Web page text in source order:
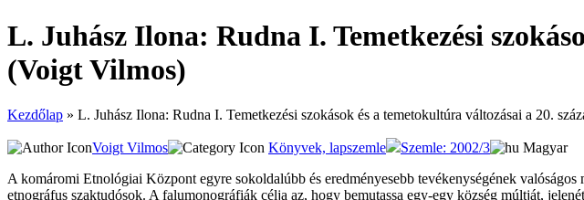
L. Juhász Ilona: Rudna I. Temetkezési
(Voigt Vilmos)
Kezdőlap » L. Juhász Ilona: Rudna I. Temetkezési szokások és a temetokultúra változásai a 20.
Voigt Vilmos Könyvek, lapszemle Szemle: 2002/3
Magyar
A komáromi Etnológiai Központ egyre sokoldalúbb és eredményesebb tevékenységének
etnográfus szaktudósok. A falumonográfiák célja az, hogy bemutassa egy-egy község múltját,